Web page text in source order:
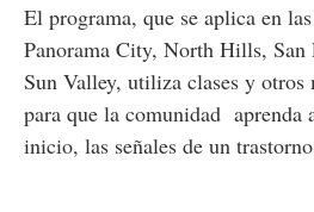
El programa, que se aplica en
Panorama City, North Hills, San
Sun Valley, utiliza clases y otros
para que la comunidad aprenda
inicio, las señales de un